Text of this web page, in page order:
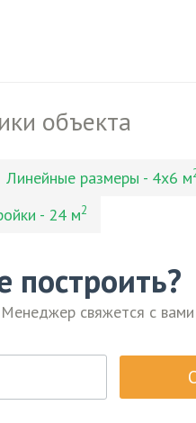
объекта
Линейные размеры - 4х6 м
- 24 м2
построить?
свяжется с